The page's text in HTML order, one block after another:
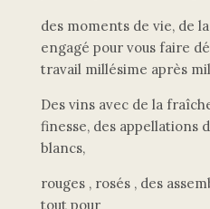
des moments de vie, de
engagé pour vous faire
travail millésime après
Des vins avec de la
finesse, des appellations
blancs,
rouges , rosés , des
tout pour